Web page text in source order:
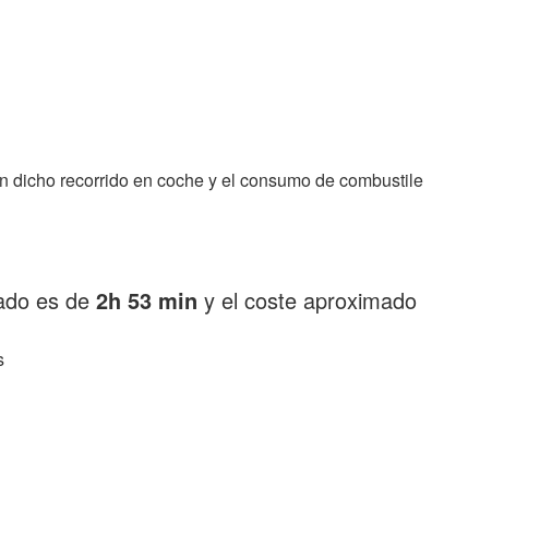
dicho recorrido en coche y el consumo de combustile
es de 2h 53 min y el coste aproximado